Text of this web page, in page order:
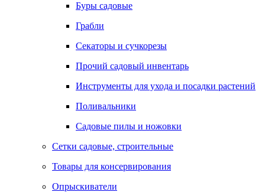
Буры садовые
Грабли
Секаторы и сучкорезы
Прочий садовый инвентарь
Инструменты для ухода и посадки растений
Поливальники
Садовые пилы и ножовки
Сетки садовые, строительные
Товары для консервирования
Опрыскиватели